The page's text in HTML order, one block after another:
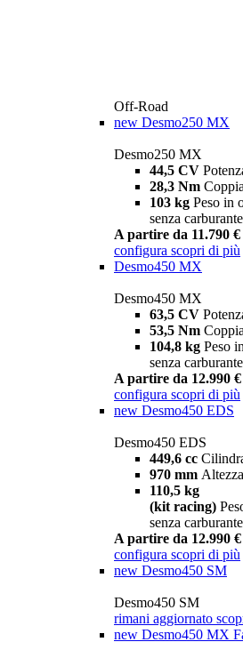
Off-Road
new Desmo250 MX
Desmo250 MX
44,5 CV
28,3 Nm Coppia
103 kg Peso in
senza carburante
A partire da 11.790 €
configura scopri di più
Desmo450 MX
Desmo450 MX
63,5 CV
53,5 Nm Coppia
104,8 kg Peso
senza carburante
A partire da 12.990 €
configura scopri di più
new Desmo450 EDS
Desmo450 EDS
449,6 cc
970 mm
110,5 kg
(kit racing)
senza carburante
A partire da 12.990 €
configura scopri di più
new Desmo450 SM
Desmo450 SM
rimani aggiornato
new Desmo450 MX